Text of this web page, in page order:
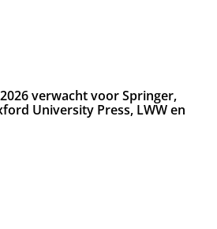
verwacht voor Springer,
University Press, LWW en